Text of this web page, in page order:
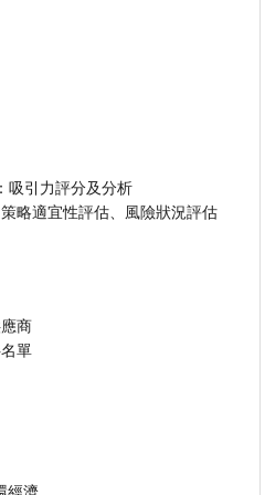
吸引力評分及分析
略適宜性評估、風險狀況評估
商
單
經濟